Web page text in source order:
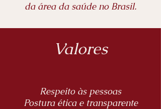
da área da saúde no Brasil.
Valores
Respeito às pessoas
Postura ética e transparente